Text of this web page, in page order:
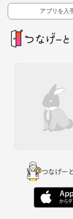
アプリを入
つなげー